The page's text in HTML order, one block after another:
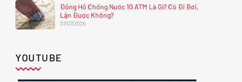
Đồng Hồ Chống Nước 10 ATM Là Gì? Có Đi Bơi,
Lặn Được Không?
07/07/2026
YOUTUBE